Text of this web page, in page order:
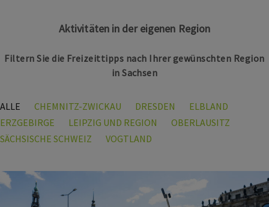
Aktivitäten in der eigenen Region
Filtern Sie die Freizeittipps nach Ihrer gewünschten Region
in Sachsen
ALLE CHEMNITZ-ZWICKAU DRESDEN
ELBLAND
ERZGEBIRGE
LEIPZIG UND REGION
OBERLAUSITZ
SÄCHSISCHE SCHWEIZ
VOGTLAND